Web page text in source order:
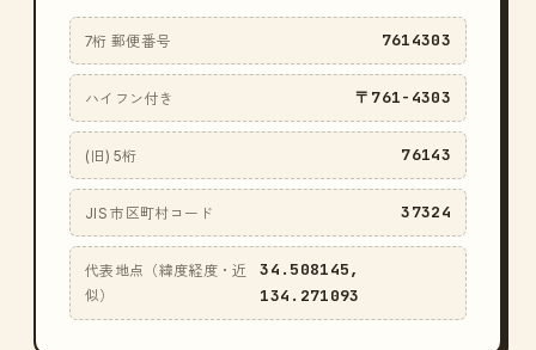
7桁 郵便番号 7614303
ハイフン付き 〒761-4303
(旧) 5桁 76143
JIS 市区町村コード 37324
代表地点（緯度経度・近
似）
34.508145,
134.271093